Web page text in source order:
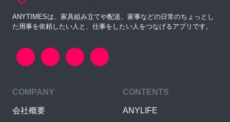
ANYTIMESは、家具組み立てや配送、家事などの日常のちょっとし
た用事を依頼したい人と、仕事をしたい人をつなげるアプリです。
COMPANY
会社概要
CONTENTS
ANYLIFE